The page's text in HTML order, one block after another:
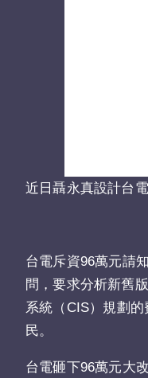
近日聶永真設計台
台電斥資96萬元請
問，要求分析新舊
系統（CIS）規劃
民。
台電砸下96萬元大